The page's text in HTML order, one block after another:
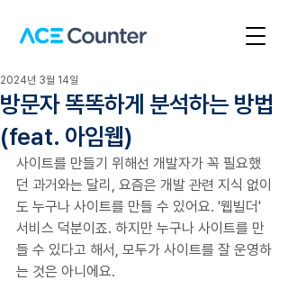
방문자 똑똑하게 분석하는 방법
(feat. 아임웹)
2024년 3월 14일
사이트를 만들기 위해선 개발자가 꼭 필요했
던 과거와는 달리, 요즘은 개발 관련 지식 없이
도 누구나 사이트를 만들 수 있어요. '웹빌더'
서비스 덕분이죠. 하지만 누구나 사이트를 만
들 수 있다고 해서, 모두가 사이트를 잘 운영하
는 것은 아니에요.